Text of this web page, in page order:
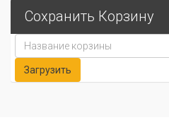
Сохранить Корзину